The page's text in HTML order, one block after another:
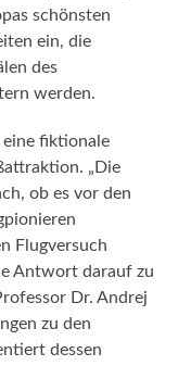
schönsten
ein, die
des
werden.
eine fiktionale
„Die
ob es vor den
Flugversuch
Antwort darauf zu
Dr. Andrej
zu den
dessen